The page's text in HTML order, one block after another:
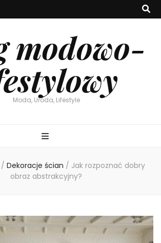
modowo-
Moda, Uroda, Lifestyle
/ Dekoracje ścian / Jak rozpoznać dobry
obraz abstrakcyjny?